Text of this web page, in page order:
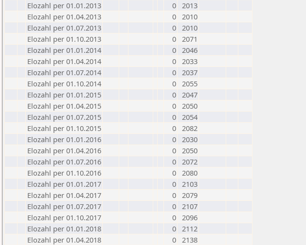
Elozahl per 01.01.2013
0 2013
Elozahl per 01.04.2013
0 2010
Elozahl per 01.07.2013
0 2010
Elozahl per 01.10.2013
0 2071
Elozahl per 01.01.2014
0 2046
Elozahl per 01.04.2014
0 2033
Elozahl per 01.07.2014
0 2037
Elozahl per 01.10.2014
0 2055
Elozahl per 01.01.2015
0 2047
Elozahl per 01.04.2015
0 2050
Elozahl per 01.07.2015
0 2054
Elozahl per 01.10.2015
0 2082
Elozahl per 01.01.2016
0 2030
Elozahl per 01.04.2016
0 2050
Elozahl per 01.07.2016
0 2072
Elozahl per 01.10.2016
0 2080
Elozahl per 01.01.2017
0 2103
Elozahl per 01.04.2017
0 2079
Elozahl per 01.07.2017
0 2107
Elozahl per 01.10.2017
0 2096
Elozahl per 01.01.2018
0 2112
Elozahl per 01.04.2018
0 2138